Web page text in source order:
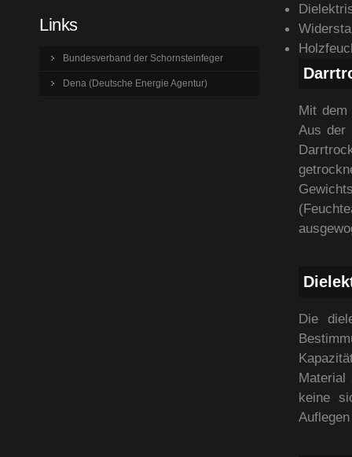
Mit dem
Aus der
Die
Material
keine
Links
Bundesverband der Schornsteinfeger
Dena (Deutsche Energie Agentur)